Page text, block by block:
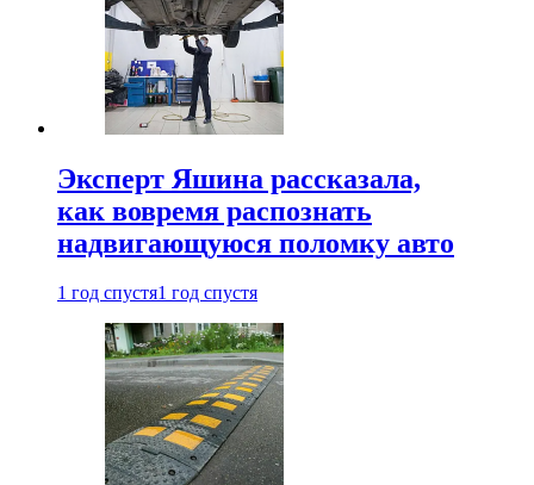
Эксперт Яшина рассказала,
как вовремя распознать
надвигающуюся поломку авто
1 год спустя1 год спустя